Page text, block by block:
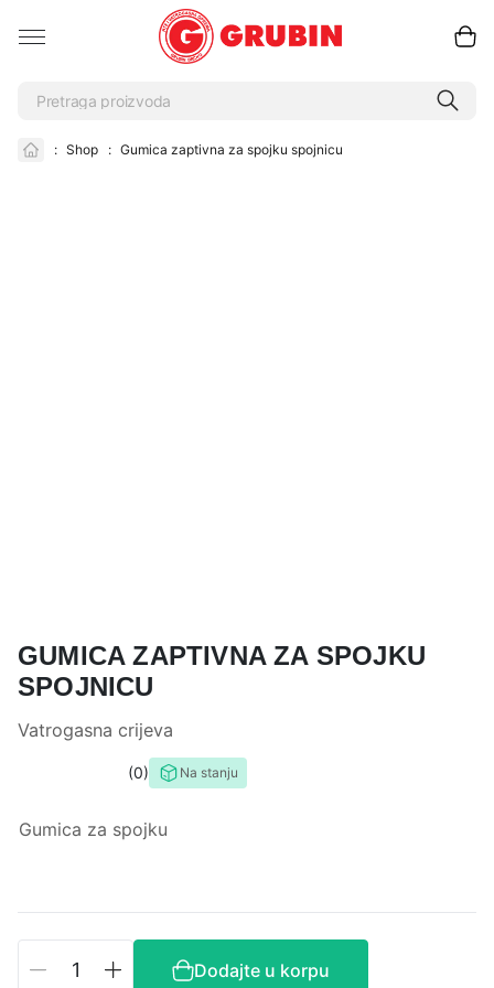
: Shop : Gumica zaptivna za spojku spojnicu
GUMICA ZAPTIVNA ZA SPOJKU
SPOJNICU
Vatrogasna crijeva
0 Na stanju
Gumica za spojku
Gumica
zaptivna
Dodajte u korpu